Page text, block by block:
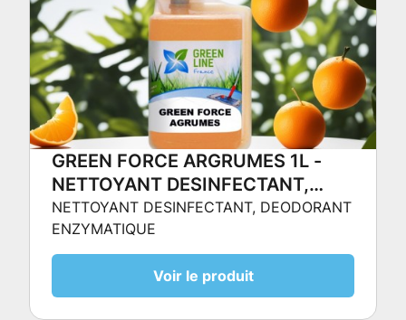
GREEN FORCE ARGRUMES 1L -
NETTOYANT DESINFECTANT,
DEODORANT ENZYMATIQUE
NETTOYANT DESINFECTANT, DEODORANT
ENZYMATIQUE
Voir le produit